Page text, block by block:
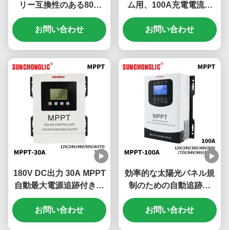
リー互換性のある80A
MPPTソーラー充電コン
トローラー
お問い合わせ
ム用、100A充電電流と
UPS機能を備えた24Vハ
イブリッドMPPTソーラ
ーチャージコントローラ
お問い合わせ
180V DC出力 30A MPPT
自動最大電源追跡付き太
陽電池充電コントローラ
お問い合わせ
効率的な太陽光パネル規
制のための自動追跡と
RS485通信インターフェ
ースを持つ100A MPPT太
陽光充電制御器
お問い合わせ